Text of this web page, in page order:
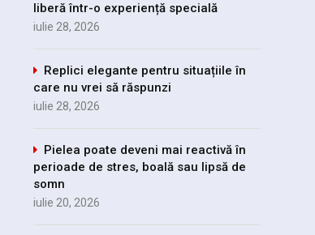
liberă într-o experiență specială
iulie 28, 2026
Replici elegante pentru situațiile în
care nu vrei să răspunzi
iulie 28, 2026
Pielea poate deveni mai reactivă în
perioade de stres, boală sau lipsă de
somn
iulie 20, 2026